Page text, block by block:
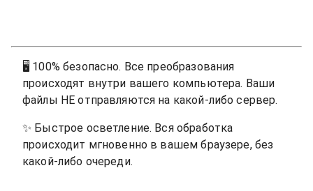
🖥 100% безопасно. Все преобразования
происходят внутри вашего компьютера. Ваши
файлы НЕ отправляются на какой-либо сервер.
✨ Быстрое осветление. Вся обработка
происходит мгновенно в вашем браузере, без
какой-либо очереди.